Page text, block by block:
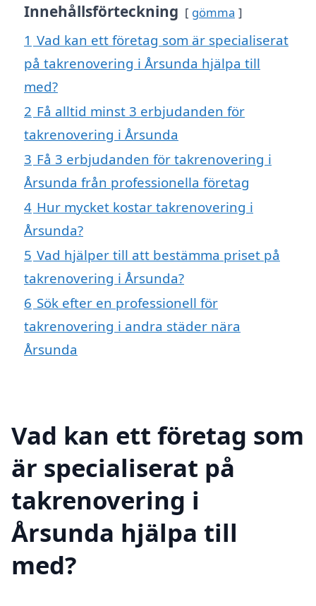
Innehållsförteckning gömma
1 Vad kan ett företag som är specialiserat
på takrenovering i Årsunda hjälpa till
med?
2 Få alltid minst 3 erbjudanden för
takrenovering i Årsunda
3 Få 3 erbjudanden för takrenovering i
Årsunda från professionella företag
4 Hur mycket kostar takrenovering i
Årsunda?
5 Vad hjälper till att bestämma priset på
takrenovering i Årsunda?
6 Sök efter en professionell för
takrenovering i andra städer nära
Årsunda
Vad kan ett företag som
är specialiserat på
takrenovering i
Årsunda hjälpa till
med?